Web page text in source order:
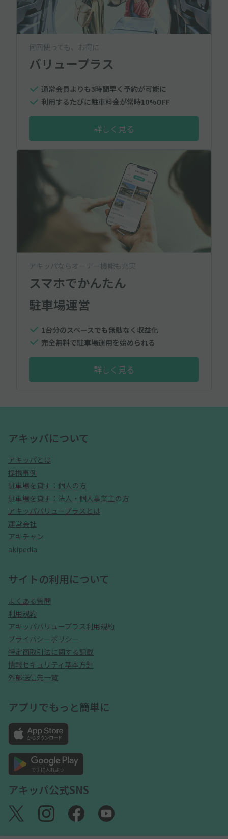
何回使っても、お得に
バリュープラス
通常会員よりも3時間早く予約が可能に
利用するたびに駐車料金が常時10%OFF
詳しく見る
アキッパならオーナー機能も充実
スマホでかんたん
駐車場運営
1台分のスペースでも無駄なく収益化
完全無料で駐車場運用を始められる
詳しく見る
アキッパについて
アキッパとは
提携事例
駐車場を貸す：個人の方
駐車場を貸す：法人・個人事業主の方
アキッパバリュープラスとは
運営会社
アキチャン
akipedia
サイトの利用について
よくある質問
利用規約
アキッパバリュープラス利用規約
プライバシーポリシー
特定商取引法に関する記載
情報セキュリティ基本方針
外部送信先一覧
アプリでもっと簡単に
アキッパ公式SNS